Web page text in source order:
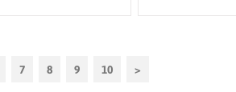
7 8 9 10 >